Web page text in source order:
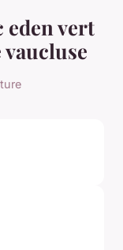
eden vert